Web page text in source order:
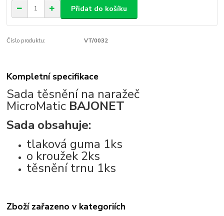
Přidat do košíku
Číslo produktu: VT/0032
Kompletní specifikace
Sada těsnění na naražeč
MicroMatic BAJONET
Sada obsahuje:
tlaková guma 1ks
o kroužek 2ks
těsnění trnu 1ks
Zboží zařazeno v kategoriích